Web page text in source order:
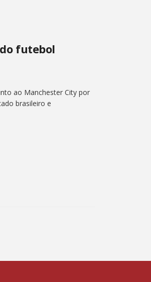
futebol
ao Manchester City por
brasileiro e